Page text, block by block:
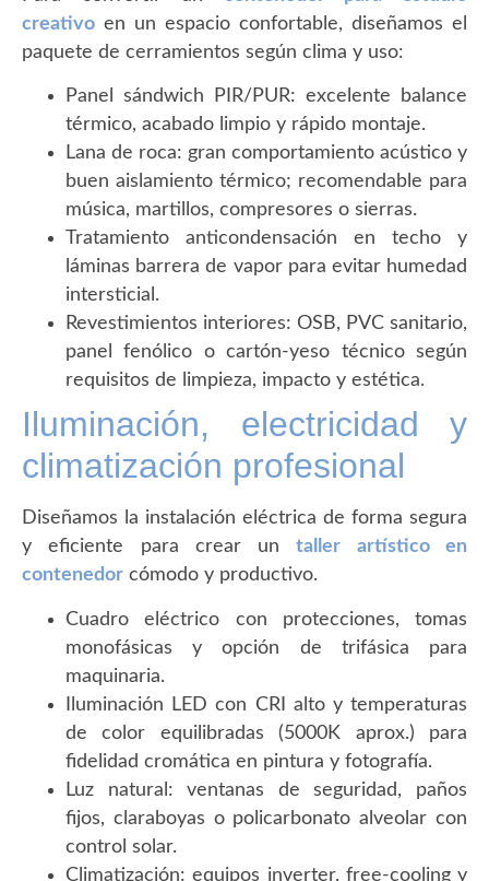
creativo en un espacio confortable, diseñamos el
paquete de cerramientos según clima y uso:
Panel sándwich PIR/PUR: excelente balance
térmico, acabado limpio y rápido montaje.
Lana de roca: gran comportamiento acústico y
buen aislamiento térmico; recomendable para
música, martillos, compresores o sierras.
Tratamiento anticondensación en techo y
láminas barrera de vapor para evitar humedad
intersticial.
Revestimientos interiores: OSB, PVC sanitario,
panel fenólico o cartón-yeso técnico según
requisitos de limpieza, impacto y estética.
Iluminación, electricidad y
climatización profesional
Diseñamos la instalación eléctrica de forma segura
y eficiente para crear untaller artístico en
contenedor cómodo y productivo.
Cuadro eléctrico con protecciones, tomas
monofásicas y opción de trifásica para
maquinaria.
Iluminación LED con CRI alto y temperaturas
de color equilibradas (5000K aprox.) para
fidelidad cromática en pintura y fotografía.
Luz natural: ventanas de seguridad, paños
fijos, claraboyas o policarbonato alveolar con
control solar.
Climatización: equipos inverter, free-cooling y